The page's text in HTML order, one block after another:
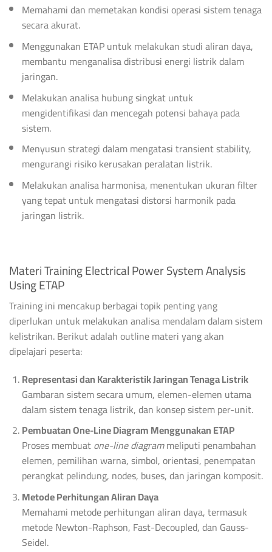
Memahami dan memetakan kondisi operasi sistem tenaga
secara akurat.
Menggunakan ETAP untuk melakukan studi aliran daya,
membantu menganalisa distribusi energi listrik dalam
jaringan.
Melakukan analisa hubung singkat untuk
mengidentifikasi dan mencegah potensi bahaya pada
sistem.
Menyusun strategi dalam mengatasi transient stability,
mengurangi risiko kerusakan peralatan listrik.
Melakukan analisa harmonisa, menentukan ukuran filter
yang tepat untuk mengatasi distorsi harmonik pada
jaringan listrik.
Materi Training Electrical Power System Analysis
Using ETAP
Training ini mencakup berbagai topik penting yang
diperlukan untuk melakukan analisa mendalam dalam sistem
kelistrikan. Berikut adalah outline materi yang akan
dipelajari peserta:
Representasi dan Karakteristik Jaringan Tenaga Listrik
Gambaran sistem secara umum, elemen-elemen utama
dalam sistem tenaga listrik, dan konsep sistem per-unit.
Pembuatan One-Line Diagram Menggunakan ETAP
Proses membuatone-line diagrammeliputi penambahan
elemen, pemilihan warna, simbol, orientasi, penempatan
perangkat pelindung, nodes, buses, dan jaringan komposit.
Metode Perhitungan Aliran Daya
Memahami metode perhitungan aliran daya, termasuk
metode Newton-Raphson, Fast-Decoupled, dan Gauss-
Seidel.